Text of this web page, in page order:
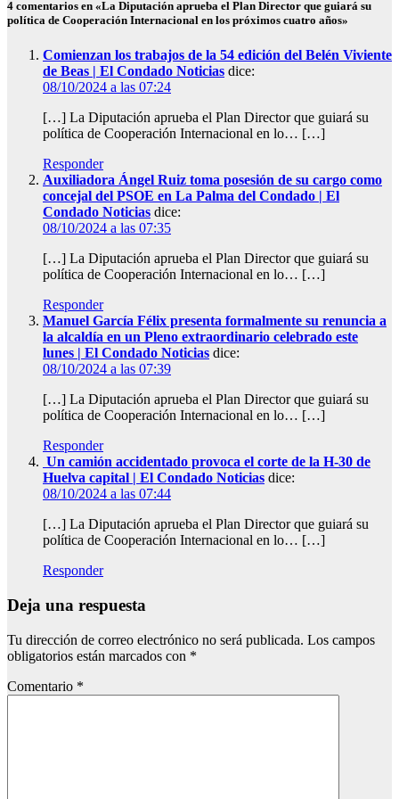
4 comentarios en «La Diputación aprueba el Plan Director que guiará su
política de Cooperación Internacional en los próximos cuatro años»
Comienzan los trabajos de la 54 edición del Belén Viviente
de Beas | El Condado Noticias dice:
08/10/2024 a las 07:24
[…] La Diputación aprueba el Plan Director que guiará su
política de Cooperación Internacional en lo… […]
Responder
Auxiliadora Ángel Ruiz toma posesión de su cargo como
concejal del PSOE en La Palma del Condado | El
Condado Noticias dice:
08/10/2024 a las 07:35
[…] La Diputación aprueba el Plan Director que guiará su
política de Cooperación Internacional en lo… […]
Responder
Manuel García Félix presenta formalmente su renuncia a
la alcaldía en un Pleno extraordinario celebrado este
lunes | El Condado Noticias dice:
08/10/2024 a las 07:39
[…] La Diputación aprueba el Plan Director que guiará su
política de Cooperación Internacional en lo… […]
Responder
Un camión accidentado provoca el corte de la H-30 de
Huelva capital | El Condado Noticias dice:
08/10/2024 a las 07:44
[…] La Diputación aprueba el Plan Director que guiará su
política de Cooperación Internacional en lo… […]
Responder
Deja una respuesta
Tu dirección de correo electrónico no será publicada. Los campos
obligatorios están marcados con *
Comentario *